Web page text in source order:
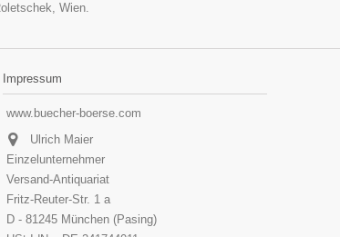
Wien.
Impressum
www.buecher-boerse.com
Ulrich Maier
Einzelunternehmer
Versand-Antiquariat
Fritz-Reuter-Str. 1 a
D - 81245 München (Pasing)